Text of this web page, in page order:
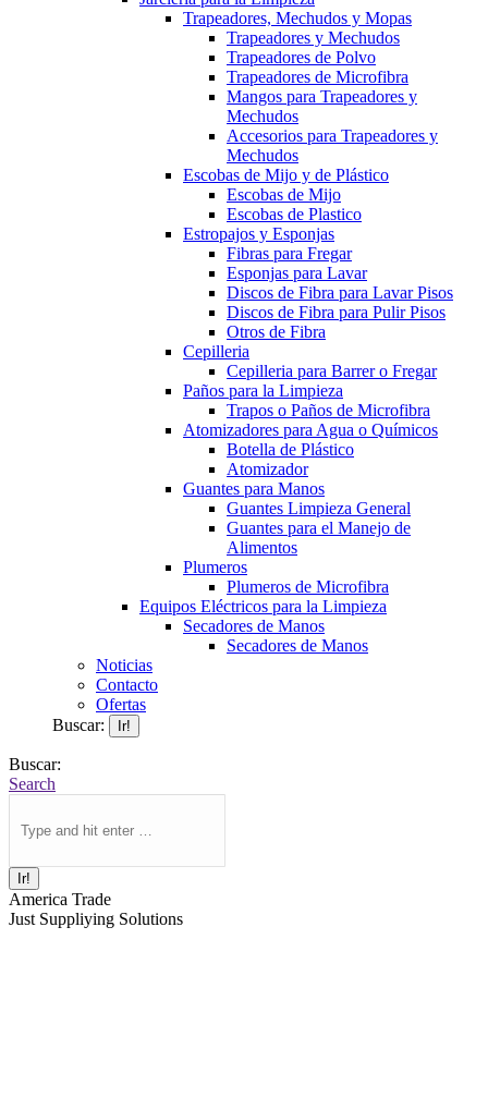
Trapeadores, Mechudos y Mopas
Trapeadores y Mechudos
Trapeadores de Polvo
Trapeadores de Microfibra
Mangos para Trapeadores y
Mechudos
Accesorios para Trapeadores y
Mechudos
Escobas de Mijo y de Plástico
Escobas de Mijo
Escobas de Plastico
Estropajos y Esponjas
Fibras para Fregar
Esponjas para Lavar
Discos de Fibra para Lavar Pisos
Discos de Fibra para Pulir Pisos
Otros de Fibra
Cepilleria
Cepilleria para Barrer o Fregar
Paños para la Limpieza
Trapos o Paños de Microfibra
Atomizadores para Agua o Químicos
Botella de Plástico
Atomizador
Guantes para Manos
Guantes Limpieza General
Guantes para el Manejo de
Alimentos
Plumeros
Plumeros de Microfibra
Equipos Eléctricos para la Limpieza
Secadores de Manos
Secadores de Manos
Noticias
Contacto
Ofertas
Buscar:
Buscar:
Search
America Trade
Just Suppliying Solutions